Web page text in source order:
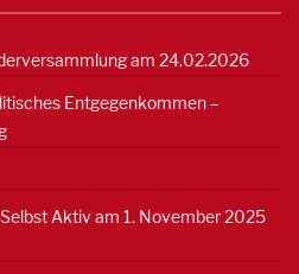
am 24.02.2026
Entgegenkommen –
Aktiv am 1. November 2025